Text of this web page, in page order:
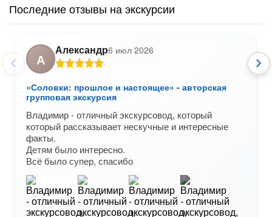
Последние отзывы на экскурсии
А
Александр6 июл 2026
«Соловки: прошлое и настоящее» - авторская
групповая экскурсия
Владимир - отличный экскурсовод, который
который рассказывает нескучные и интересные
факты.
Детям было интересно.
Всё было супер, спасибо